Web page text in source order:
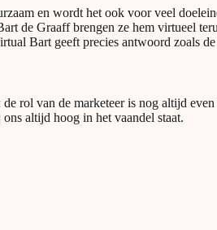
en wordt het ook voor veel
de Graaff brengen ze hem virtueel
Bart geeft precies antwoord zoals
rol van de marketeer is nog altijd
altijd hoog in het vaandel staat.